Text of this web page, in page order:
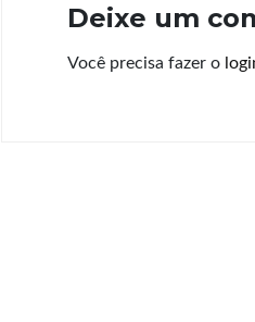
Deixe um
Você precisa fazer o